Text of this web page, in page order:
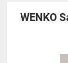
WENKO